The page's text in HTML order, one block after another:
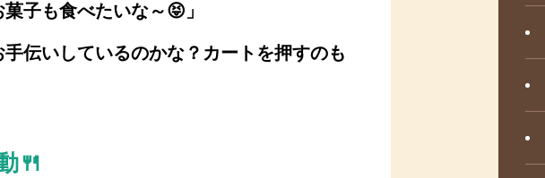
子も食べたいな～😝」
伝いしているのかな？ カートを押すのも
🍴